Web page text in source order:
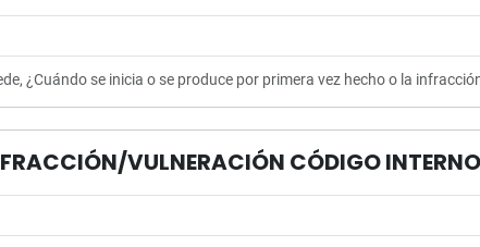
¿Cuándo se inicia o se produce por primera vez hecho o la
VULNERACIÓN CÓDIGO INTERNO